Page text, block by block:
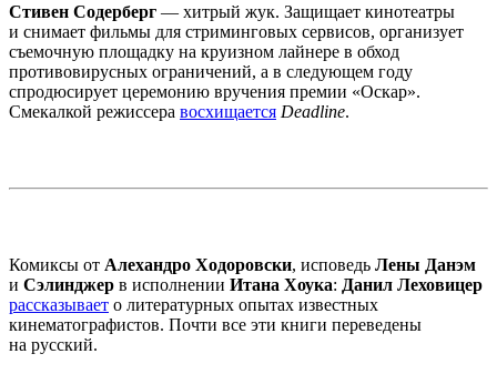
Стивен Содерберг — хитрый жук. Защищает кинотеатры
и снимает фильмы для стриминговых сервисов, организует
съемочную площадку на круизном лайнере в обход
противовирусных ограничений, а в следующем году
спродюсирует церемонию вручения премии «Оскар».
Смекалкой режиссера восхищается Deadline.
Комиксы от Алехандро Ходоровски, исповедь Лены Данэм
и Сэлинджер в исполнении Итана Хоука: Данил Леховицер
рассказывает о литературных опытах известных
кинематографистов. Почти все эти книги переведены
на русский.